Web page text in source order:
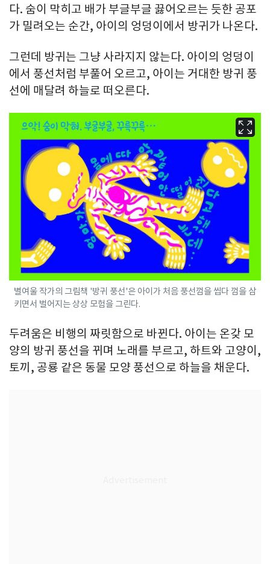
다. 숨이 막히고 배가 부글부글 끓어오르는 듯한 공포
가 밀려오는 순간, 아이의 엉덩이에서 방귀가 나온다.
그런데 방귀는 그냥 사라지지 않는다. 아이의 엉덩이
에서 풍선처럼 부풀어 오르고, 아이는 거대한 방귀 풍
선에 매달려 하늘로 떠오른다.
별여울 작가의 그림책 '방귀 풍선'은 아이가 처음 풍선껌을 씹다 껌을 삼
키면서 벌어지는 상상 모험을 그린다.
두려움은 비행의 짜릿함으로 바뀐다. 아이는 온갖 모
양의 방귀 풍선을 뀌며 노래를 부르고, 하트와 고양이,
토끼, 공룡 같은 동물 모양 풍선으로 하늘을 채운다.